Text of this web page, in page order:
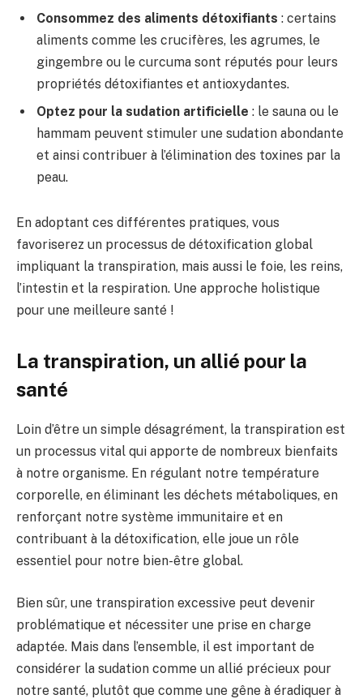
Consommez des aliments détoxifiants : certains
aliments comme les crucifères, les agrumes, le
gingembre ou le curcuma sont réputés pour leurs
propriétés détoxifiantes et antioxydantes.
Optez pour la sudation artificielle : le sauna ou le
hammam peuvent stimuler une sudation abondante
et ainsi contribuer à l’élimination des toxines par la
peau.
En adoptant ces différentes pratiques, vous
favoriserez un processus de détoxification global
impliquant la transpiration, mais aussi le foie, les reins,
l’intestin et la respiration. Une approche holistique
pour une meilleure santé !
La transpiration, un allié pour la
santé
Loin d’être un simple désagrément, la transpiration est
un processus vital qui apporte de nombreux bienfaits
à notre organisme. En régulant notre température
corporelle, en éliminant les déchets métaboliques, en
renforçant notre système immunitaire et en
contribuant à la détoxification, elle joue un rôle
essentiel pour notre bien-être global.
Bien sûr, une transpiration excessive peut devenir
problématique et nécessiter une prise en charge
adaptée. Mais dans l’ensemble, il est important de
considérer la sudation comme un allié précieux pour
notre santé, plutôt que comme une gêne à éradiquer à